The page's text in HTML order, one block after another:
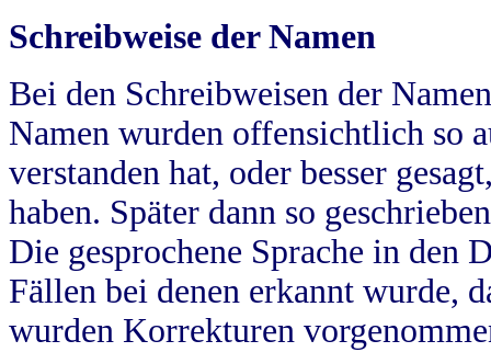
Schreibweise der Namen
Bei den Schreibweisen der
Namen wurden offensichtlich so
verstanden hat, oder besser
haben. Später dann so
Die gesprochene Sprache in
Fällen bei denen erkannt wurde,
wurden Korrekturen